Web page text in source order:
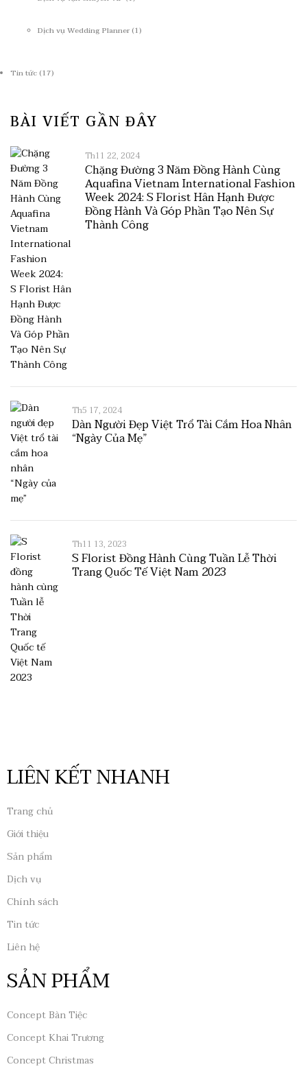
Dịch vụ Wedding Planner(1)
Tin tức (17)
BÀI VIẾT GẦN ĐÂY
Th11 22, 2024
Chặng Đường 3 Năm Đồng Hành Cùng
Aquafina Vietnam International Fashion
Week 2024: S Florist Hân Hạnh Được
Đồng Hành Và Góp Phần Tạo Nên Sự
Thành Công
Th5 17, 2024
Dàn Người Đẹp Việt Trổ Tài Cắm Hoa Nhân
“Ngày Của Mẹ”
Th11 13, 2023
S Florist Đồng Hành Cùng Tuần Lễ Thời
Trang Quốc Tế Việt Nam 2023
LIÊN KẾT NHANH
Trang chủ
Giới thiệu
Sản phẩm
Dịch vụ
Chính sách
Tin tức
Liên hệ
SẢN PHẨM
Concept Bàn Tiệc
Concept Khai Trương
Concept Christmas